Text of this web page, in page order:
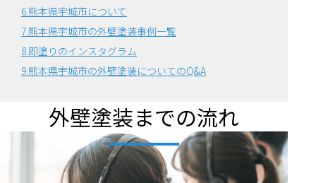
6.熊本県宇城市について
7.熊本県宇城市の外壁塗装事例一覧
8.即塗りのインスタグラム
9.熊本県宇城市の外壁塗装についてのQ&A
外壁塗装までの流れ